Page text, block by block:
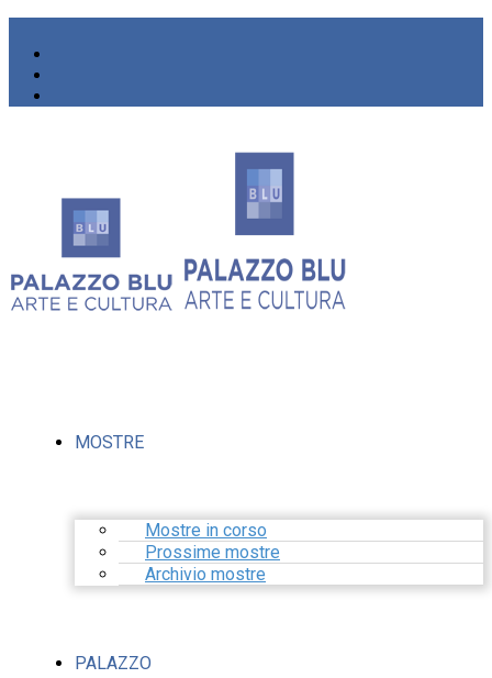
MOSTRE
Mostre in corso
Prossime mostre
Archivio mostre
PALAZZO